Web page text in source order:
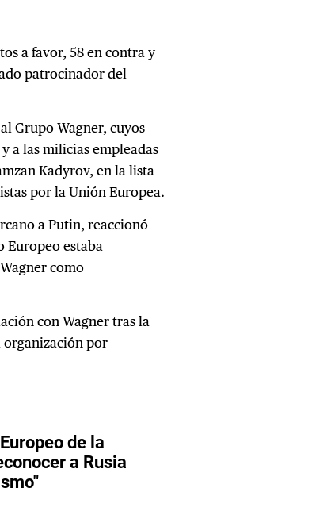
a favor, 58 en contra y
patrocinador del
Grupo Wagner, cuyos
a las milicias empleadas
Kadyrov, en la lista
por la Unión Europea.
a Putin, reaccionó
Europeo estaba
como
con Wagner tras la
organización por